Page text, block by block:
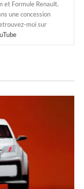
et Formule Renault.
une concession
moi sur